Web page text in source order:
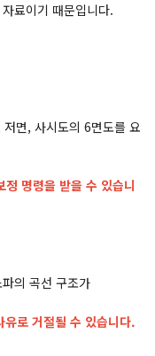
료이기 때문입니다.
면, 사시도의 6면도를 요
명령을 받을 수 있습니
의 곡선 구조가
로 거절될 수 있습니다.